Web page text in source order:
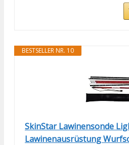
BESTSELLER NR. 10
SkinStar Lawinensonde
Lawinenausrüstung